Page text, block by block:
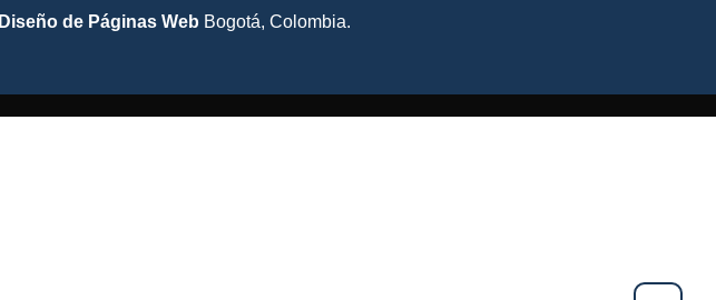
Diseño de Páginas Web Bogotá, Colombia.